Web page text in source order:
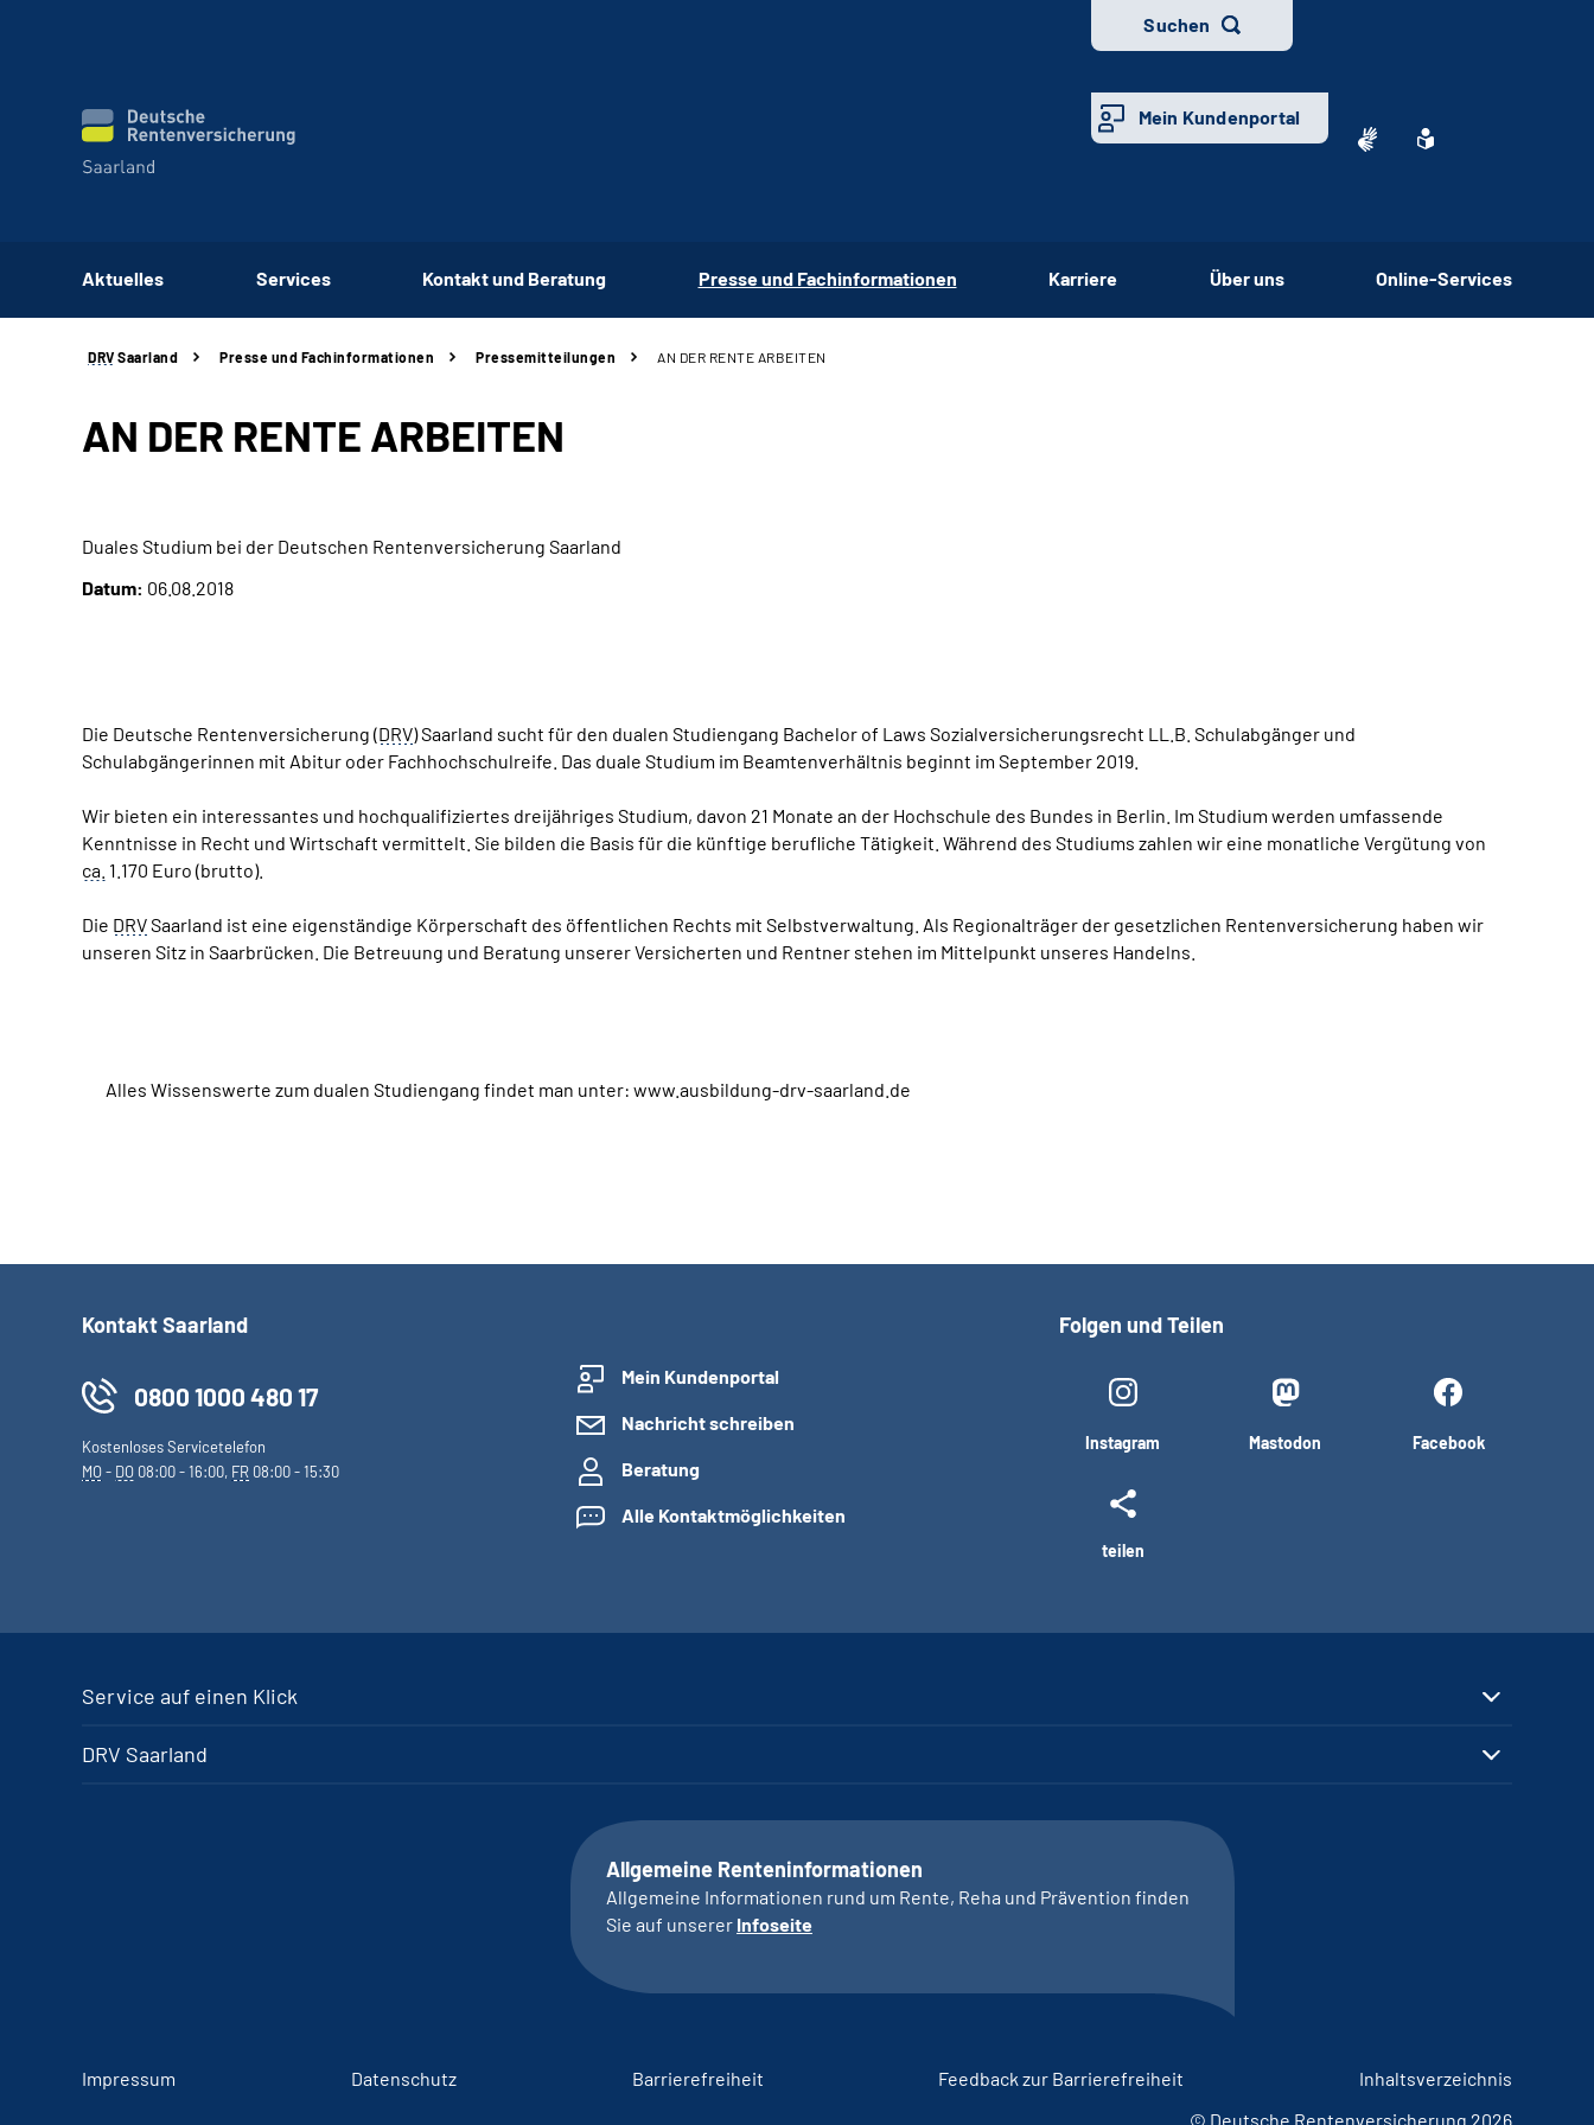
Suchen
Mein Kundenportal
Aktuelles Services Kontakt und Beratung Presse und Fachinformationen Karriere Über uns Online-Services
DRV Saarland Presse und Fachinformationen Pressemitteilungen AN DER RENTE ARBEITEN
AN DER RENTE ARBEITEN
Duales Studium bei der Deutschen Rentenversicherung Saarland
Datum: 06.08.2018
Die Deutsche Rentenversicherung (DRV) Saarland sucht für den dualen Studiengang Bachelor of Laws Sozialversicherungsrecht LL.B. Schulabgänger und
Schulabgängerinnen mit Abitur oder Fachhochschulreife. Das duale Studium im Beamtenverhältnis beginnt im September 2019.
Wir bieten ein interessantes und hochqualifiziertes dreijähriges Studium, davon 21 Monate an der Hochschule des Bundes in Berlin. Im Studium werden umfassende
Kenntnisse in Recht und Wirtschaft vermittelt. Sie bilden die Basis für die künftige berufliche Tätigkeit. Während des Studiums zahlen wir eine monatliche Vergütung von
ca. 1.170 Euro (brutto).
Die DRVSaarland ist eine eigenständige Körperschaft des öffentlichen Rechts mit Selbstverwaltung. Als Regionalträger der gesetzlichen Rentenversicherung haben wir
unseren Sitz in Saarbrücken. Die Betreuung und Beratung unserer Versicherten und Rentner stehen im Mittelpunkt unseres Handelns.
Alles Wissenswerte zum dualen Studiengang findet man unter: www.ausbildung-drv-saarland.de
Kontakt Saarland
0800 1000 480 17
Kostenloses Servicetelefon
MO- DO 08:00 - 16:00, FR 08:00 - 15:30
Mein Kundenportal
Nachricht schreiben
Beratung
Alle Kontaktmöglichkeiten
Folgen und Teilen
Instagram Mastodon Facebook
teilen
Service auf einen Klick
DRV Saarland
Allgemeine Renteninformationen
Allgemeine Informationen rund um Rente, Reha und Prävention finden
Sie auf unserer Infoseite
Impressum Datenschutz Barrierefreiheit Feedback zur Barrierefreiheit
Inhaltsverzeichnis
© Deutsche Rentenversicherung 2026